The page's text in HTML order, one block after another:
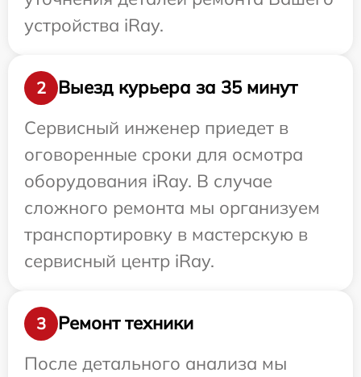
устройства iRay.
2
Выезд курьера за 35 минут
Сервисный инженер приедет в
оговоренные сроки для осмотра
оборудования iRay. В случае
сложного ремонта мы организуем
транспортировку в мастерскую в
сервисный центр iRay.
3
Ремонт техники
После детального анализа мы